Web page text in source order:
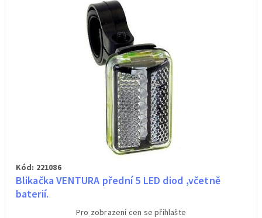
Kód: 221086
Blikačka VENTURA přední 5 LED diod ,včetně
baterií.
Pro zobrazení cen se přihlašte